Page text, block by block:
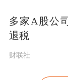
多家A股公
退税
财联社